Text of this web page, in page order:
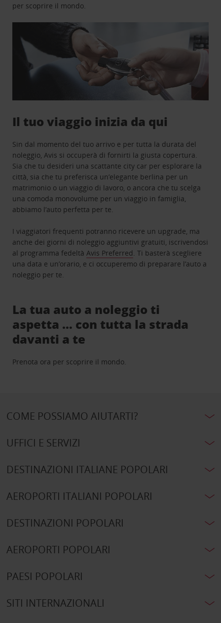
per scoprire il mondo.
Il tuo viaggio inizia da qui
Sin dal momento del tuo arrivo e per tutta la durata del
noleggio, Avis si occuperà di fornirti la giusta copertura.
Sia che tu desideri una scattante city car per esplorare la
città, sia che tu preferisca un’elegante berlina per un
matrimonio o un viaggio di lavoro, o ancora che tu scelga
una comoda monovolume per un viaggio in famiglia,
abbiamo l’auto perfetta per te.
I viaggiatori frequenti potranno ricevere un upgrade, ma
anche dei giorni di noleggio aggiuntivi gratuiti, iscrivendosi
al programma fedeltàAvis Preferred. Ti basterà scegliere
una data e un’orario, e ci occuperemo di preparare l’auto a
noleggio per te.
La tua auto a noleggio ti
aspetta … con tutta la strada
davanti a te
Prenota ora per scoprire il mondo.
COME POSSIAMO AIUTARTI?
UFFICI E SERVIZI
DESTINAZIONI ITALIANE POPOLARI
AEROPORTI ITALIANI POPOLARI
DESTINAZIONI POPOLARI
AEROPORTI POPOLARI
PAESI POPOLARI
SITI INTERNAZIONALI